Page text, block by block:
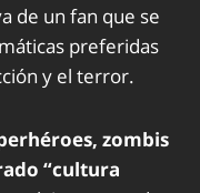
de un fan que se
preferidas
y el terror.
zombis
“cultura